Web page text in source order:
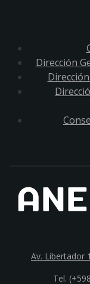
Dirección
Av. Libertador
Tel.